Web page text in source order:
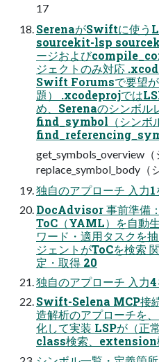
17
SerenaがSwiftに使う
sourcekit-lsp
ージおよび
ジェクトのみ対応
Swift Forumsで要望が
題） .xcodeprojでは
め、Serenaのシンボル
find_symbol（シンボル
get_symbols_overview（
replace_symbol_body（
独自のアプローチ 入力1
DocAdvisor 事前準備
ToC（YAML）を自動
ワード・適用タスクを
ジェントがToCを検索
定・取得 20
独自のアプローチ 入力
Swift-Selena MCP接
造解析のアプローチを
化して実装 LSPが（正
class検索、extension